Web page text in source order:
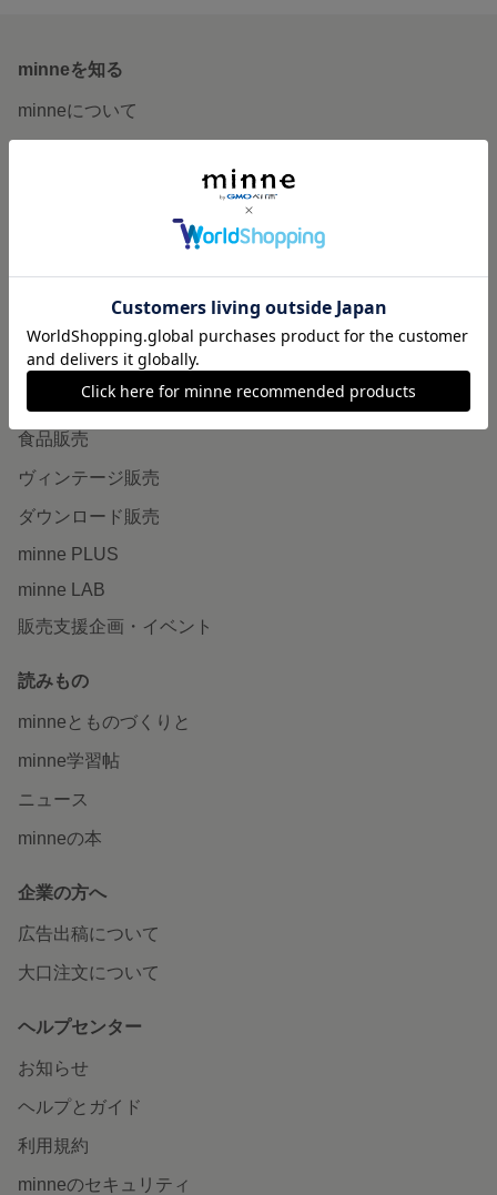
minneを知る
minneについて
作品販売について
minneで売りたい
食品販売
ヴィンテージ販売
ダウンロード販売
minne PLUS
minne LAB
販売支援企画・イベント
読みもの
minneとものづくりと
minne学習帖
ニュース
minneの本
企業の方へ
広告出稿について
大口注文について
ヘルプセンター
お知らせ
ヘルプとガイド
利用規約
minneのセキュリティ